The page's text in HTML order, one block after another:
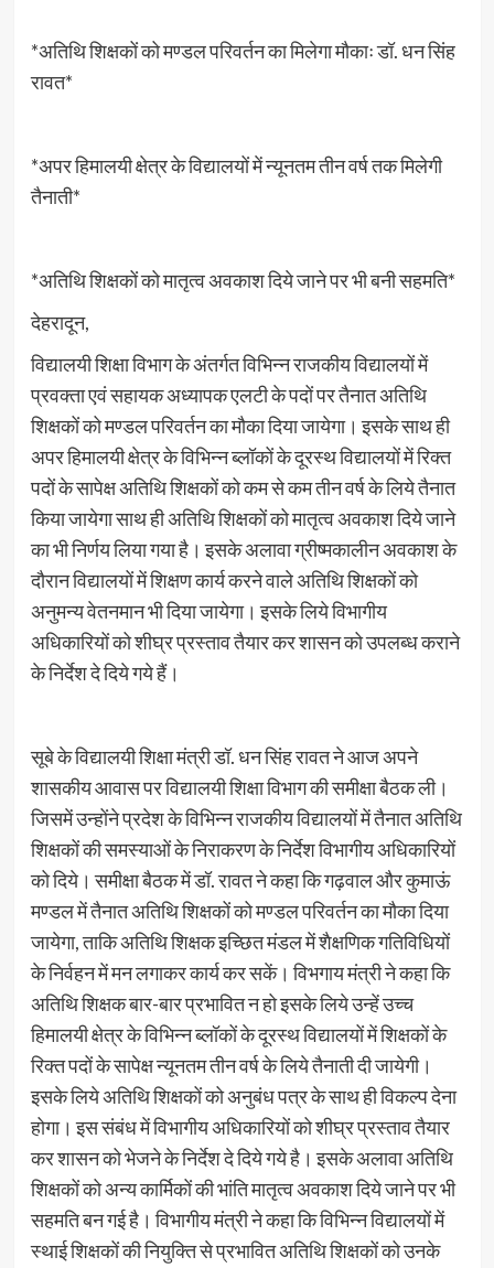
*अतिथि शिक्षकों को मण्डल परिवर्तन का मिलेगा मौकाः डॉ. धन सिंह
रावत*
*अपर हिमालयी क्षेत्र के विद्यालयों में न्यूनतम तीन वर्ष तक मिलेगी
तैनाती*
*अतिथि शिक्षकों को मातृत्व अवकाश दिये जाने पर भी बनी सहमति*
देहरादून,
विद्यालयी शिक्षा विभाग के अंतर्गत विभिन्न राजकीय विद्यालयों में
प्रवक्ता एवं सहायक अध्यापक एलटी के पदों पर तैनात अतिथि
शिक्षकों को मण्डल परिवर्तन का मौका दिया जायेगा। इसके साथ ही
अपर हिमालयी क्षेत्र के विभिन्न ब्लॉकों के दूरस्थ विद्यालयों में रिक्त
पदों के सापेक्ष अतिथि शिक्षकों को कम से कम तीन वर्ष के लिये तैनात
किया जायेगा साथ ही अतिथि शिक्षकों को मातृत्व अवकाश दिये जाने
का भी निर्णय लिया गया है। इसके अलावा ग्रीष्मकालीन अवकाश के
दौरान विद्यालयों में शिक्षण कार्य करने वाले अतिथि शिक्षकों को
अनुमन्य वेतनमान भी दिया जायेगा। इसके लिये विभागीय
अधिकारियों को शीघ्र प्रस्ताव तैयार कर शासन को उपलब्ध कराने
के निर्देश दे दिये गये हैं।
सूबे के विद्यालयी शिक्षा मंत्री डॉ. धन सिंह रावत ने आज अपने
शासकीय आवास पर विद्यालयी शिक्षा विभाग की समीक्षा बैठक ली।
जिसमें उन्होंने प्रदेश के विभिन्न राजकीय विद्यालयों में तैनात अतिथि
शिक्षकों की समस्याओं के निराकरण के निर्देश विभागीय अधिकारियों
को दिये। समीक्षा बैठक में डॉ. रावत ने कहा कि गढ़वाल और कुमाऊं
मण्डल में तैनात अतिथि शिक्षकों को मण्डल परिवर्तन का मौका दिया
जायेगा, ताकि अतिथि शिक्षक इच्छित मंडल में शैक्षणिक गतिविधियों
के निर्वहन में मन लगाकर कार्य कर सकें। विभगाय मंत्री ने कहा कि
अतिथि शिक्षक बार-बार प्रभावित न हो इसके लिये उन्हें उच्च
हिमालयी क्षेत्र के विभिन्न ब्लॉकों के दूरस्थ विद्यालयों में शिक्षकों के
रिक्त पदों के सापेक्ष न्यूनतम तीन वर्ष के लिये तैनाती दी जायेगी।
इसके लिये अतिथि शिक्षकों को अनुबंध पत्र के साथ ही विकल्प देना
होगा। इस संबंध में विभागीय अधिकारियों को शीघ्र प्रस्ताव तैयार
कर शासन को भेजने के निर्देश दे दिये गये है। इसके अलावा अतिथि
शिक्षकों को अन्य कार्मिकों की भांति मातृत्व अवकाश दिये जाने पर भी
सहमति बन गई है। विभागीय मंत्री ने कहा कि विभिन्न विद्यालयों में
स्थाई शिक्षकों की नियुक्ति से प्रभावित अतिथि शिक्षकों को उनके